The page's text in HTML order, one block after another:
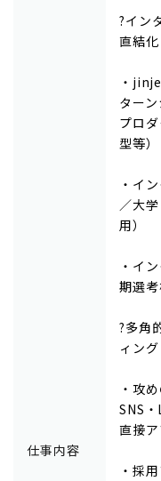
仕事内容
?イン
直結化
・
ター
プロ
型等）
・イ
／大
用）
・イ
期選考
?多角
ィング
・攻
SNS
直接
・採